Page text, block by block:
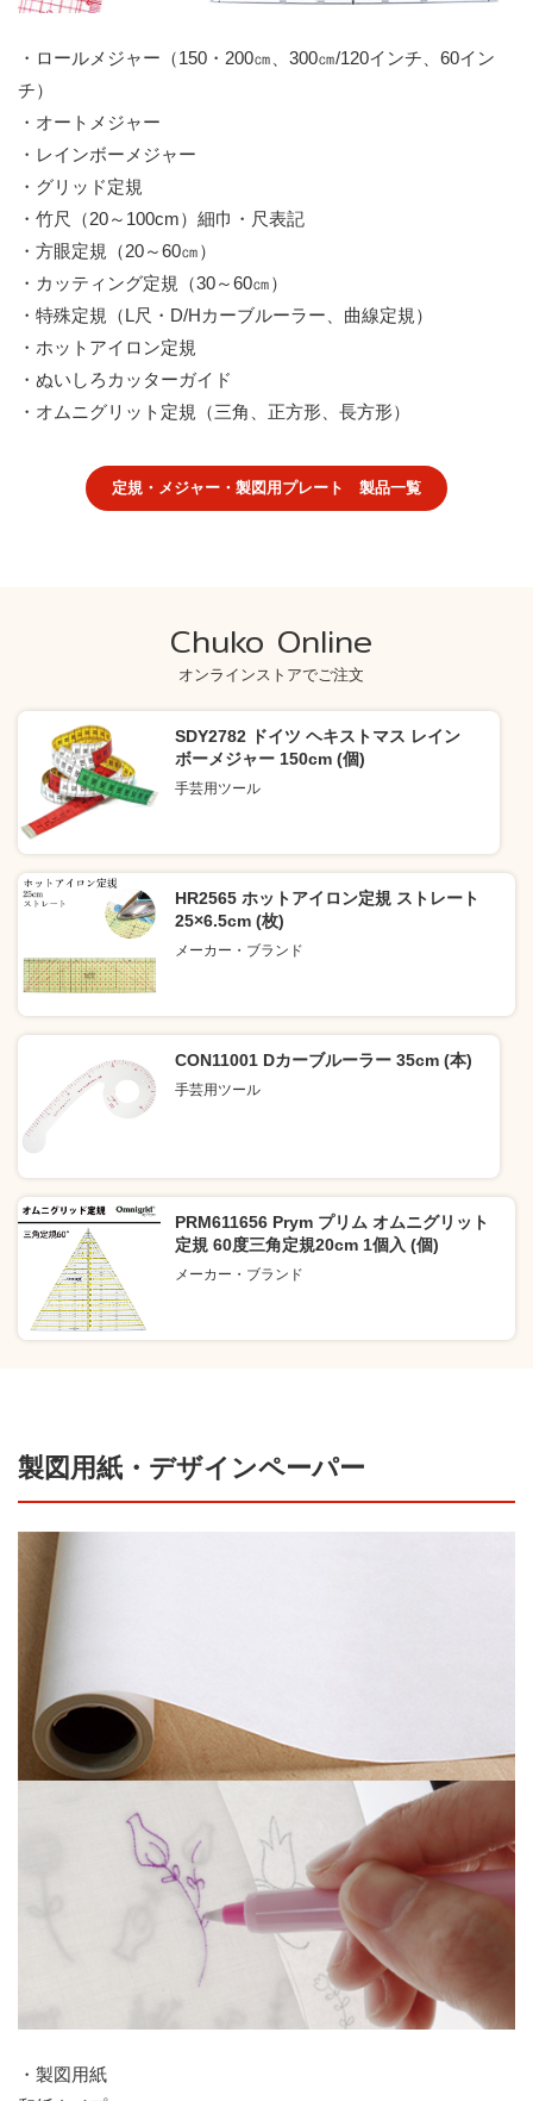
・ロールメジャー（150・200㎝、300㎝/120インチ、60イン
チ）
・オートメジャー
・レインボーメジャー
・グリッド定規
・竹尺（20～100cm）細巾・尺表記
・方眼定規（20～60㎝）
・カッティング定規（30～60㎝）
・特殊定規（L尺・D/Hカーブルーラー、曲線定規）
・ホットアイロン定規
・ぬいしろカッターガイド
・オムニグリット定規（三角、正方形、長方形）
定規・メジャー・製図用プレート 製品一覧
Chuko Online
オンラインストアでご注文
SDY2782 ドイツ ヘキストマス レイン
ボーメジャー 150cm (個)
手芸用ツール
HR2565 ホットアイロン定規 ストレート
25×6.5cm (枚)
メーカー・ブランド
CON11001 Dカーブルーラー 35cm (本)
手芸用ツール
PRM611656 Prym プリム オムニグリット
定規 60度三角定規20cm 1個入 (個)
メーカー・ブランド
製図用紙・デザインペーパー
・製図用紙